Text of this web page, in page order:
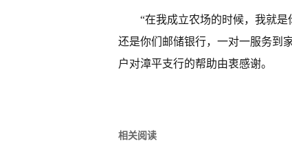
“在我成立农场的时候，我就
还是你们邮储银行，一对一服务到
户对漳平支行的帮助由衷感谢。
相关阅读